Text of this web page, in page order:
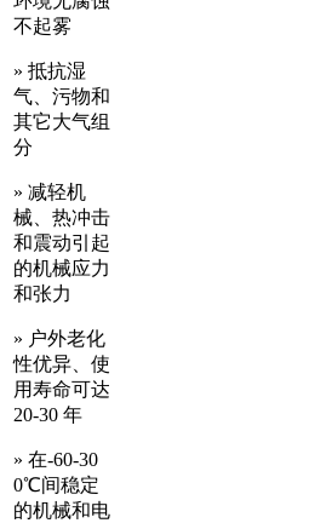
不起雾
» 抵抗湿
气、污物和
其它大气组
分
» 减轻机
械、热冲击
和震动引起
的机械应力
和张力
» 户外老化
性优异、使
用寿命可达
20-30 年
» 在-60-30
0℃间稳定
的机械和电